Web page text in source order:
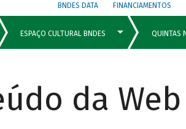
BNDES DATA FINANCIAMENTOS
da Web